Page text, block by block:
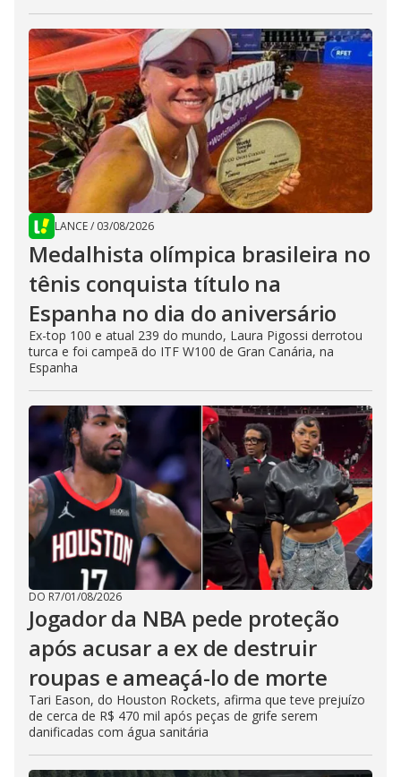
LANCE/ 03/08/2026
Medalhista olímpica brasileira no
tênis conquista título na
Espanha no dia do aniversário
Ex-top 100 e atual 239 do mundo, Laura Pigossi derrotou
turca e foi campeã do ITF W100 de Gran Canária, na
Espanha
DO R7/01/08/2026
Jogador da NBA pede proteção
após acusar a ex de destruir
roupas e ameaçá-lo de morte
Tari Eason, do Houston Rockets, afirma que teve prejuízo
de cerca de R$ 470 mil após peças de grife serem
danificadas com água sanitária